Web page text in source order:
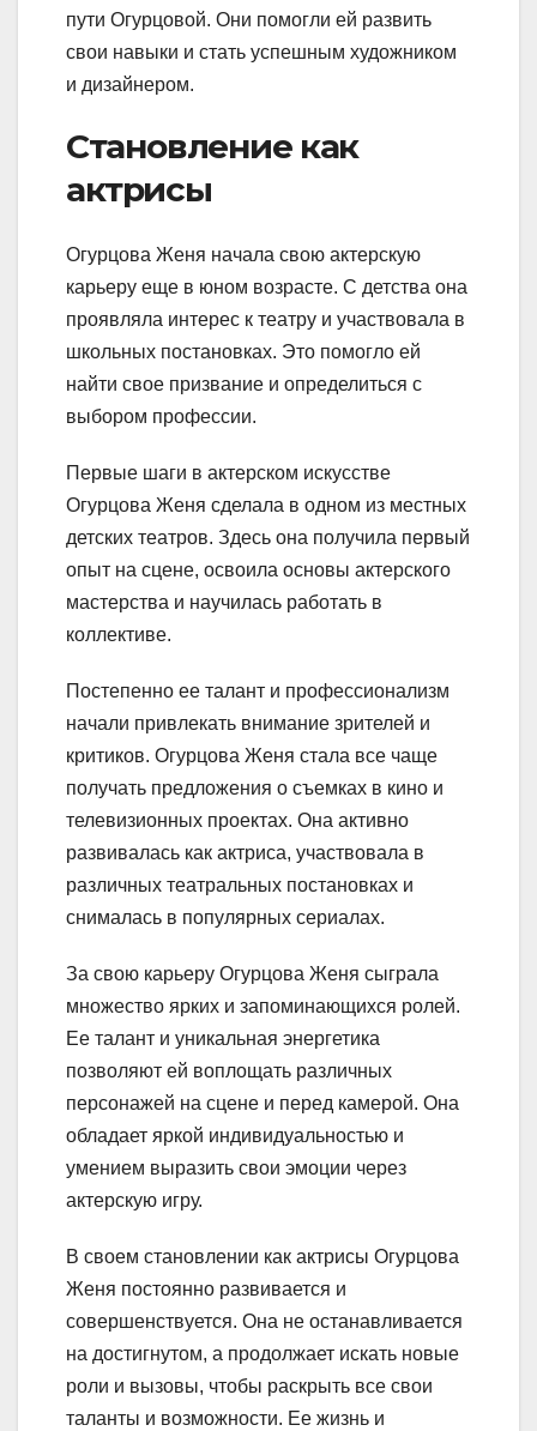
пути Огурцовой. Они помогли ей развить
свои навыки и стать успешным художником
и дизайнером.
Становление как
актрисы
Огурцова Женя начала свою актерскую
карьеру еще в юном возрасте. С детства она
проявляла интерес к театру и участвовала в
школьных постановках. Это помогло ей
найти свое призвание и определиться с
выбором профессии.
Первые шаги в актерском искусстве
Огурцова Женя сделала в одном из местных
детских театров. Здесь она получила первый
опыт на сцене, освоила основы актерского
мастерства и научилась работать в
коллективе.
Постепенно ее талант и профессионализм
начали привлекать внимание зрителей и
критиков. Огурцова Женя стала все чаще
получать предложения о съемках в кино и
телевизионных проектах. Она активно
развивалась как актриса, участвовала в
различных театральных постановках и
снималась в популярных сериалах.
За свою карьеру Огурцова Женя сыграла
множество ярких и запоминающихся ролей.
Ее талант и уникальная энергетика
позволяют ей воплощать различных
персонажей на сцене и перед камерой. Она
обладает яркой индивидуальностью и
умением выразить свои эмоции через
актерскую игру.
В своем становлении как актрисы Огурцова
Женя постоянно развивается и
совершенствуется. Она не останавливается
на достигнутом, а продолжает искать новые
роли и вызовы, чтобы раскрыть все свои
таланты и возможности. Ее жизнь и